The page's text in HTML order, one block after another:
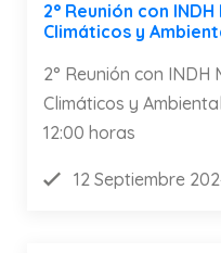
2° Reunión con
Climáticos y
2° Reunión con
Climáticos y
12:00 horas
12 Septiembre